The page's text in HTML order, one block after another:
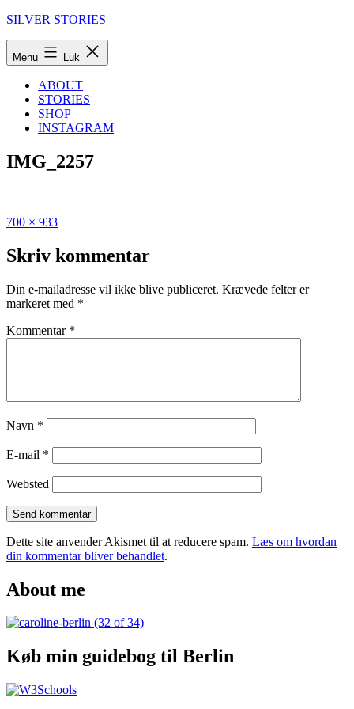
Fortsæt
SILVER STORIES
Menu Luk
ABOUT
STORIES
SHOP
INSTAGRAM
IMG_2257
Udgivet
Den
store
til
Ærø
Fuld
700 × 933
Skriv kommentar
Din e-mailadresse vil ikke blive publiceret. Krævede felter er
markeret med *
Kommentar *
Navn *
E-mail *
Websted
Dette site anvender Akismet til at reducere spam. Læs om hvordan
din kommentar bliver behandlet.
About me
Køb min guidebog til Berlin